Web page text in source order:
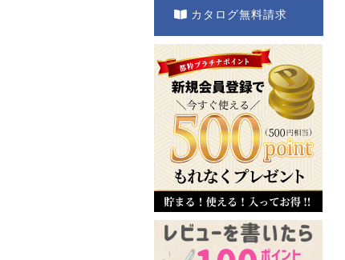
カタログ無料請求